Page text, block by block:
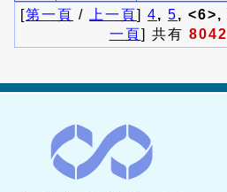
[第一頁 / 上一頁] 4, 5, <6>,
一頁] 共有 8042